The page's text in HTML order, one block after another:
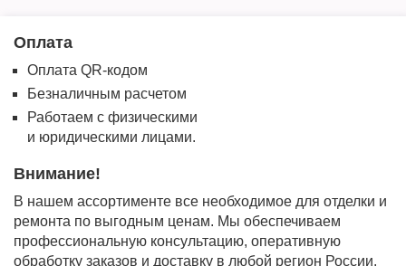
Оплата
Оплата QR-кодом
Безналичным расчетом
Работаем с физическими
и юридическими лицами.
Внимание!
В нашем ассортименте все необходимое для отделки и
ремонта по выгодным ценам. Мы обеспечиваем
профессиональную консультацию, оперативную
обработку заказов и доставку в любой регион России.